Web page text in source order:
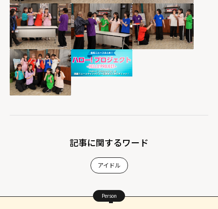
記事に関するワード
アイドル
Person